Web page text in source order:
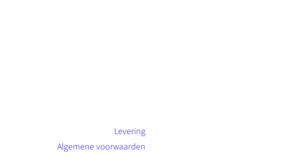
Levering
Algemene voorwaarden